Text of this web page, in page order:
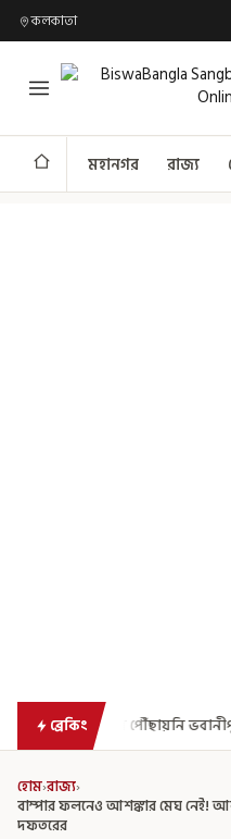
কলকাতা
মহানগর রাজ্য
ব্রেকিং
ভোট-মামলার নথি!
হোম›রাজ্য›
বাম্পার ফলনেও আশঙ্কার মেঘ নেই!
দফতরের